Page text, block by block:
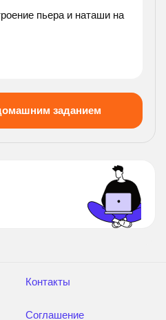
пьера и наташи на
заданием
Контакты
Соглашение